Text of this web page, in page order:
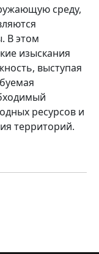
среду,
В этом
изыскания
выступая
ресурсов и
территорий.